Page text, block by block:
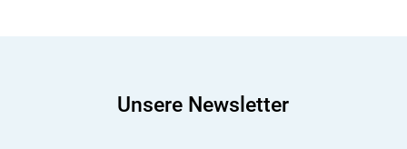
Unsere Newsletter